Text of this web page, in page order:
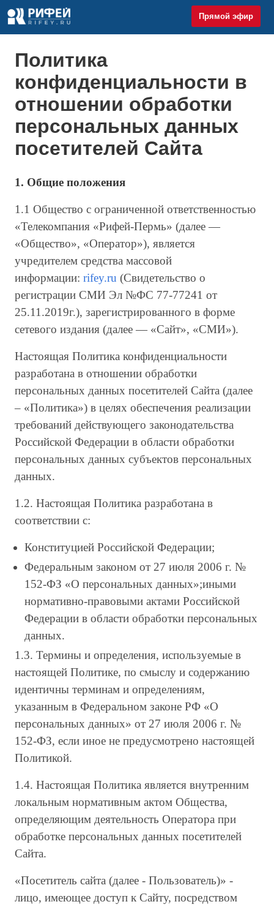
Прямой эфир
Политика
конфиденциальности в
отношении обработки
персональных данных
посетителей Сайта
1. Общие положения
1.1 Общество с ограниченной ответственностью
«Телекомпания «Рифей-Пермь» (далее —
«Общество», «Оператор»), является
учредителем средства массовой
информации: rifey.ru (Свидетельство о
регистрации СМИ Эл №ФС 77-77241 от
25.11.2019г.), зарегистрированного в форме
сетевого издания (далее — «Сайт», «СМИ»).
Настоящая Политика конфиденциальности
разработана в отношении обработки
персональных данных посетителей Сайта (далее
– «Политика») в целях обеспечения реализации
требований действующего законодательства
Российской Федерации в области обработки
персональных данных субъектов персональных
данных.
1.2. Настоящая Политика разработана в
соответствии с:
Конституцией Российской Федерации;
Федеральным законом от 27 июля 2006 г. №
152-ФЗ «О персональных данных»;иными
нормативно-правовыми актами Российской
Федерации в области обработки персональных
данных.
1.3. Термины и определения, используемые в
настоящей Политике, по смыслу и содержанию
идентичны терминам и определениям,
указанным в Федеральном законе РФ «О
персональных данных» от 27 июля 2006 г. №
152-ФЗ, если иное не предусмотрено настоящей
Политикой.
1.4. Настоящая Политика является внутренним
локальным нормативным актом Общества,
определяющим деятельность Оператора при
обработке персональных данных посетителей
Сайта.
«Посетитель сайта (далее - Пользователь)» -
лицо, имеющее доступ к Сайту, посредством